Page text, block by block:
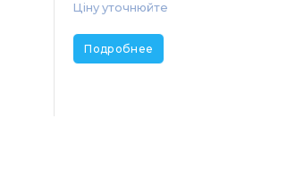
Ціну уточнюйте
Подробнее